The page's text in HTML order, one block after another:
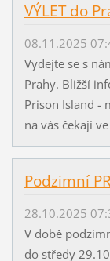
VÝLET do
08.11.2025
Vydejte se s
Prahy. Bližší
Prison Island -
na vás čekají
Podzimní
28.10.2025
V době
do středy